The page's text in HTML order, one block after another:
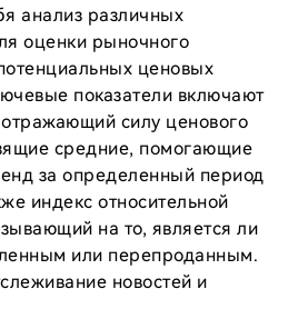
анализ различных
оценки рыночного
ценовых
показатели включают
силу ценового
средние, помогающие
за определенный период
индекс относительной
на то, является ли
или перепроданным.
новостей и